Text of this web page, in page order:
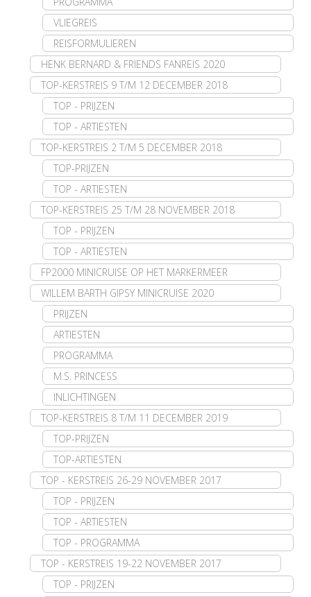
VLIEGREIS
REISFORMULIEREN
HENK BERNARD & FRIENDS FANREIS 2020
TOP-KERSTREIS 9 T/M 12 DECEMBER 2018
TOP - PRIJZEN
TOP - ARTIESTEN
TOP-KERSTREIS 2 T/M 5 DECEMBER 2018
TOP-PRIJZEN
TOP - ARTIESTEN
TOP-KERSTREIS 25 T/M 28 NOVEMBER 2018
TOP - PRIJZEN
TOP - ARTIESTEN
FP2000 MINICRUISE OP HET MARKERMEER
WILLEM BARTH GIPSY MINICRUISE 2020
PRIJZEN
ARTIESTEN
PROGRAMMA
M.S. PRINCESS
INLICHTINGEN
TOP-KERSTREIS 8 T/M 11 DECEMBER 2019
TOP-PRIJZEN
TOP-ARTIESTEN
TOP - KERSTREIS 26-29 NOVEMBER 2017
TOP - PRIJZEN
TOP - ARTIESTEN
TOP - PROGRAMMA
TOP - KERSTREIS 19-22 NOVEMBER 2017
TOP - PRIJZEN